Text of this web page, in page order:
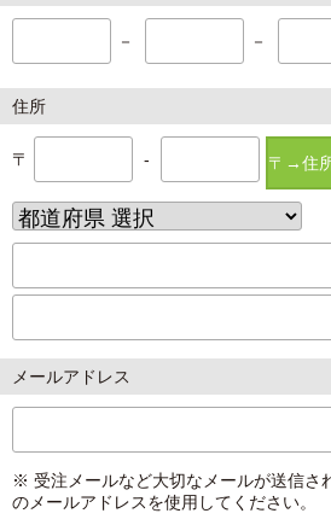
－ －
住所
〒 - 〒→住
メールアドレス
※ 受注メールなど大切なメールが送信さ
のメールアドレスを使用してください。